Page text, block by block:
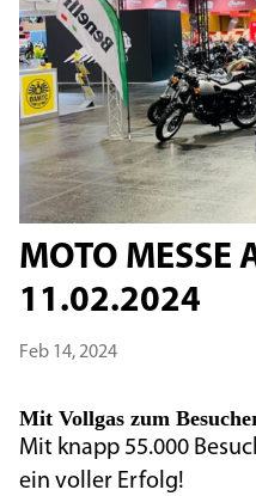
MOTO MESSE
11.02.2024
Feb 14, 2024
Mit Vollgas zum
Mit knapp 55.000
ein voller Erfolg!